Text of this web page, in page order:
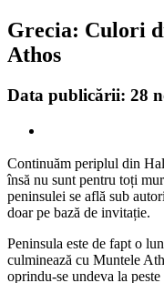
Grecia: Culori
Athos
Data publicării: 28
Continuăm periplul din
însă nu sunt pentru toți
peninsulei se află sub
doar pe bază de invitație.
Peninsula este de fapt o
culminează cu Muntele
oprindu-se undeva la